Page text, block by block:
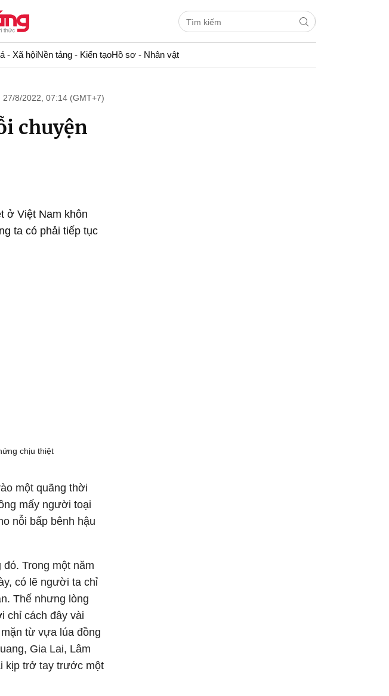
- Xã hộiNền tảng - Kiến tạoHồ sơ - Nhân vật
27/8/2022, 07:14 (GMT+7)
chuyện
ở Việt Nam khôn
ta có phải tiếp tục
chịu thiệt
một quãng thời
mấy người toại
nỗi bấp bênh hậu
Trong một năm
có lẽ người ta chỉ
Thế nhưng lòng
chỉ cách đây vài
từ vựa lúa đồng
Gia Lai, Lâm
kịp trở tay trước một